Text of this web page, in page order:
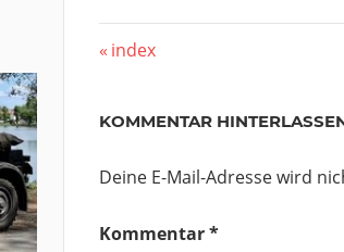
Vorheriger
index
KOMMENTAR
Deine E-Mail-Adresse wird
Kommentar*